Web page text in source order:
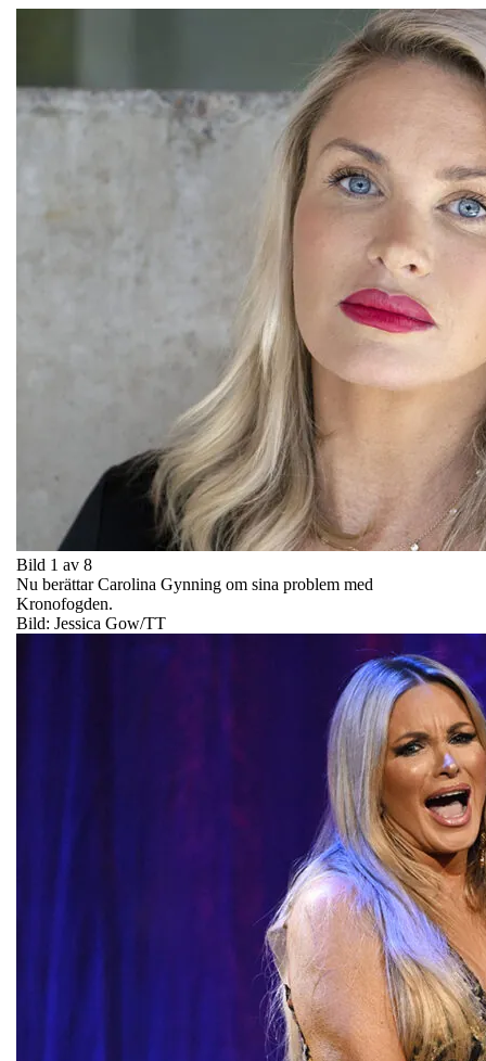
Bild 1 av 8
Nu berättar Carolina Gynning om sina problem med
Kronofogden.
Bild: Jessica Gow/TT